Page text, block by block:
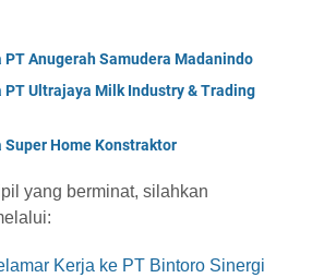
PT Anugerah Samudera Madanindo
PT Ultrajaya Milk Industry & Trading
Super Home Konstraktor
yang berminat, silahkan
Kerja ke PT Bintoro Sinergi